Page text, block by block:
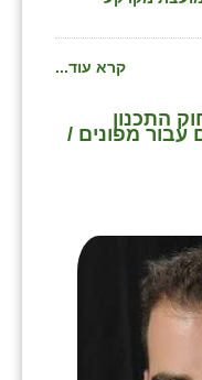
קרא עוד...
התכנון
עבור מפונים /